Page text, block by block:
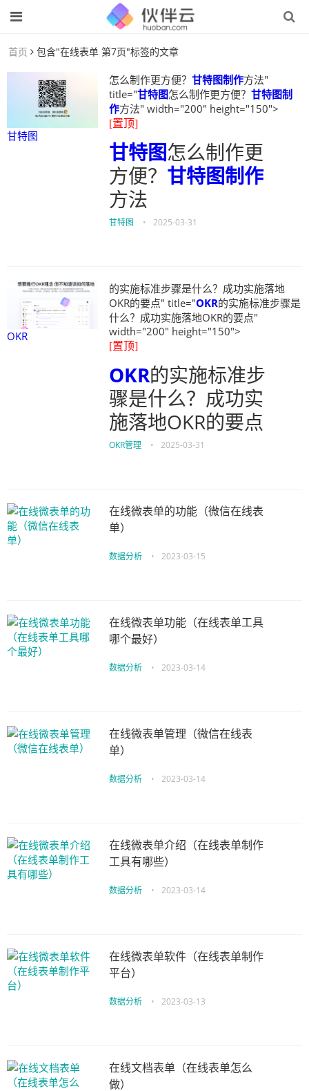
首页 包含"在线表单 第7页"标签的文章
甘特图
怎么制作更方便？ 甘特图制作方法"
title="甘特图怎么制作更方便？ 甘特图制
作方法" width="200" height="150">
[置顶]
甘特图怎么制作更
方便？ 甘特图制作
方法
甘特图 • 2025-03-31
OKR
的实施标准步骤是什么？成功实施落地
OKR的要点" title="OKR的实施标准步骤是
什么？成功实施落地OKR的要点"
width="200" height="150">
[置顶]
OKR的实施标准步
骤是什么？成功实
施落地OKR的要点
OKR管理 • 2025-03-31
在线微表单的功能（微信在线表
单）
数据分析 • 2023-03-15
在线微表单功能（在线表单工具
哪个最好）
数据分析 • 2023-03-14
在线微表单管理（微信在线表
单）
数据分析 • 2023-03-14
在线微表单介绍（在线表单制作
工具有哪些）
数据分析 • 2023-03-14
在线微表单软件（在线表单制作
平台）
数据分析 • 2023-03-13
在线文档表单（在线表单怎么
做）